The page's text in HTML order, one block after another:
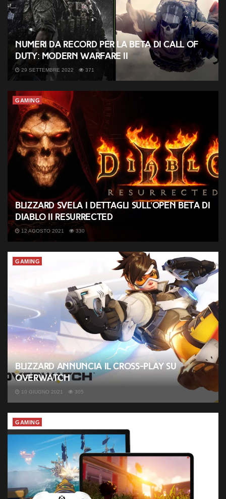
Numeri da record per la beta di Call of
Duty: Modern Warfare II
29 SETTEMBRE 2022 371
GAMING
Blizzard svela i dettagli sull’open beta di
Diablo II Resurrected
12 AGOSTO 2021 330
GAMING
Blizzard annuncia il Cross-Play su
Overwatch
10 GIUGNO 2021 305
GAMING